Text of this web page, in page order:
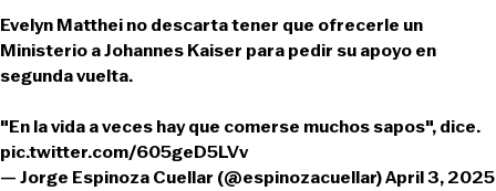
Evelyn Matthei no descarta tener que ofrecerle un
Ministerio a Johannes Kaiser para pedir su apoyo en
segunda vuelta.
"En la vida a veces hay que comerse muchos sapos", dice.
pic.twitter.com/605geD5LVv
— Jorge Espinoza Cuellar (@espinozacuellar)April 3, 2025